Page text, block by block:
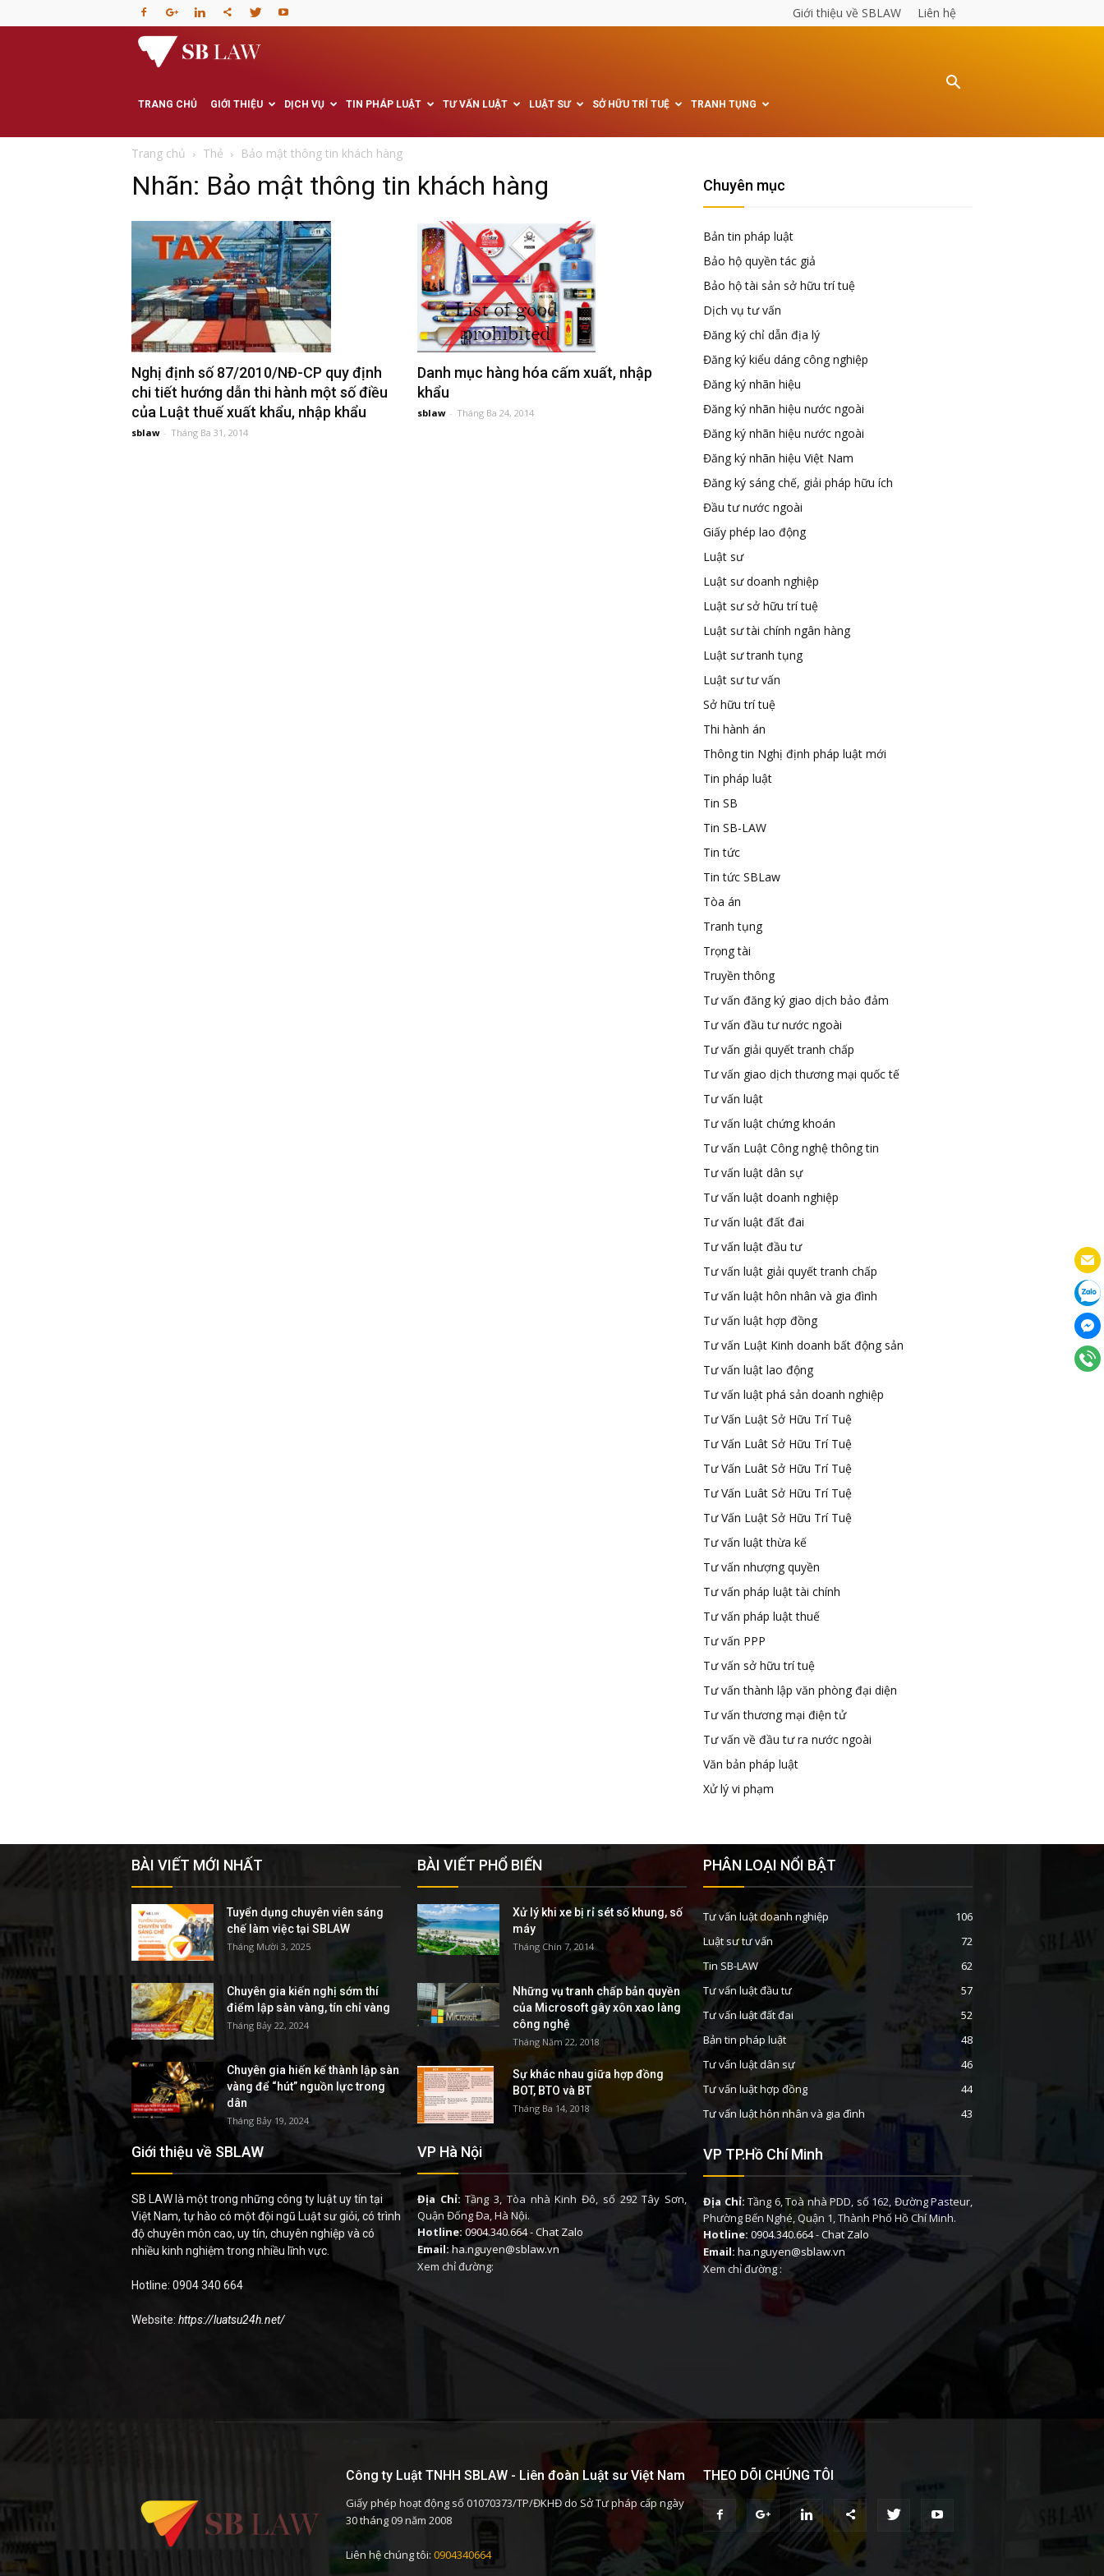
Giới thiệu về SBLAW Liên hệ
phòng
Luật
sư
–
Tư
vấn
đầu
TRANG CHỦ GIỚI THIỆU DỊCH VỤ TIN PHÁP LUẬT TƯ VẤN LUẬT LUẬT SƯ SỞ HỮU TRÍ TUỆ TRANH TỤNG
Trang chủ Thẻ Bảo mật thông tin khách hàng
Nhãn: Bảo mật thông tin khách hàng
Nghị định số 87/2010/NĐ-CP quy định
chi tiết hướng dẫn thi hành một số điều
của Luật thuế xuất khẩu, nhập khẩu
sblaw - Tháng Ba 31, 2014
Danh mục hàng hóa cấm xuất, nhập
khẩu
sblaw - Tháng Ba 24, 2014
Chuyên mục
Bản tin pháp luật
Bảo hộ quyền tác giả
Bảo hộ tài sản sở hữu trí tuệ
Dịch vụ tư vấn
Đăng ký chỉ dẫn địa lý
Đăng ký kiểu dáng công nghiệp
Đăng ký nhãn hiệu
Đăng ký nhãn hiệu nước ngoài
Đăng ký nhãn hiệu nước ngoài
Đăng ký nhãn hiệu Việt Nam
Đăng ký sáng chế, giải pháp hữu ích
Đầu tư nước ngoài
Giấy phép lao động
Luật sư
Luật sư doanh nghiệp
Luật sư sở hữu trí tuệ
Luật sư tài chính ngân hàng
Luật sư tranh tụng
Luật sư tư vấn
Sở hữu trí tuệ
Thi hành án
Thông tin Nghị định pháp luật mới
Tin pháp luật
Tin SB
Tin SB-LAW
Tin tức
Tin tức SBLaw
Tòa án
Tranh tụng
Trọng tài
Truyền thông
Tư vấn đăng ký giao dịch bảo đảm
Tư vấn đầu tư nước ngoài
Tư vấn giải quyết tranh chấp
Tư vấn giao dịch thương mại quốc tế
Tư vấn luật
Tư vấn luật chứng khoán
Tư vấn Luật Công nghệ thông tin
Tư vấn luật dân sự
Tư vấn luật doanh nghiệp
Tư vấn luật đất đai
Tư vấn luật đầu tư
Tư vấn luật giải quyết tranh chấp
Tư vấn luật hôn nhân và gia đình
Tư vấn luật hợp đồng
Tư vấn Luật Kinh doanh bất động sản
Tư vấn luật lao động
Tư vấn luật phá sản doanh nghiệp
Tư Vấn Luật Sở Hữu Trí Tuệ
Tư Vấn Luât Sở Hữu Trí Tuệ
Tư Vấn Luât Sở Hữu Trí Tuệ
Tư Vấn Luât Sở Hữu Trí Tuệ
Tư Vấn Luật Sở Hữu Trí Tuệ
Tư vấn luật thừa kế
Tư vấn nhượng quyền
Tư vấn pháp luật tài chính
Tư vấn pháp luật thuế
Tư vấn PPP
Tư vấn sở hữu trí tuệ
Tư vấn thành lập văn phòng đại diện
Tư vấn thương mại điện tử
Tư vấn về đầu tư ra nước ngoài
Văn bản pháp luật
Xử lý vi phạm
BÀI VIẾT MỚI NHẤT
Tuyển dụng chuyên viên sáng
chế làm việc tại SBLAW
Tháng Mười 3, 2025
Chuyên gia kiến nghị sớm thí
điểm lập sàn vàng, tín chỉ vàng
Tháng Bảy 22, 2024
Chuyên gia hiến kế thành lập sàn
vàng để “hút” nguồn lực trong
dân
Tháng Bảy 19, 2024
Giới thiệu về SBLAW
SB LAW là một trong những công ty luật uy tín tại
Việt Nam, tự hào có một đội ngũ Luật sư giỏi, có trình
độ chuyên môn cao, uy tín, chuyên nghiệp và có
nhiều kinh nghiệm trong nhiều lĩnh vực.
Hotline: 0904 340 664
Website: https://luatsu24h.net/
BÀI VIẾT PHỔ BIẾN
Xử lý khi xe bị rỉ sét số khung, số
máy
Tháng Chín 7, 2014
Những vụ tranh chấp bản quyền
của Microsoft gây xôn xao làng
công nghệ
Tháng Năm 22, 2018
Sự khác nhau giữa hợp đồng
BOT, BTO và BT
Tháng Ba 14, 2018
VP Hà Nội
Địa Chỉ: Tầng 3, Tòa nhà Kinh Đô, số 292 Tây Sơn,
Quận Đống Đa, Hà Nội.
Hotline: 0904.340.664-Chat Zalo
Email:ha.nguyen@sblaw.vn
Xem chỉ đường:
PHÂN LOẠI NỔI BẬT
Tư vấn luật doanh nghiệp
106
Luật sư tư vấn
72
Tin SB-LAW
62
Tư vấn luật đầu tư
57
Tư vấn luật đất đai
52
Bản tin pháp luật
48
Tư vấn luật dân sự
46
Tư vấn luật hợp đồng
44
Tư vấn luật hôn nhân và gia đình
43
VP TP.Hồ Chí Minh
Địa Chỉ: Tầng 6, Toà nhà PDD, số 162, Đường Pasteur,
Phường Bến Nghé, Quận 1, Thành Phố Hồ Chí Minh.
Hotline: 0904.340.664-Chat Zalo
Email: ha.nguyen@sblaw.vn
Xem chỉ đường :
Công ty Luật TNHH SBLAW - Liên đoàn Luật sư Việt Nam
Giấy phép hoạt động số 01070373/TP/ĐKHĐ do Sở Tư pháp cấp ngày
30 tháng 09 năm 2008
Liên hệ chúng tôi: 0904340664
THEO DÕI CHÚNG TÔI